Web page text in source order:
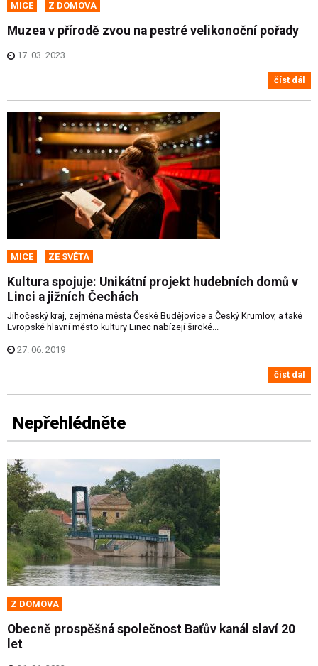
MICE Z DOMOVA
Muzea v přírodě zvou na pestré velikonoční pořady
17. 03. 2023
číst dál
MICE ZE SVĚTA
Kultura spojuje: Unikátní projekt hudebních domů v
Linci a jižních Čechách
Jihočeský kraj, zejména města České Budějovice a Český Krumlov, a také
Evropské hlavní město kultury Linec nabízejí široké...
27. 06. 2019
číst dál
Nepřehlédněte
Z DOMOVA
Obecně prospěšná společnost Baťův kanál slaví 20
let